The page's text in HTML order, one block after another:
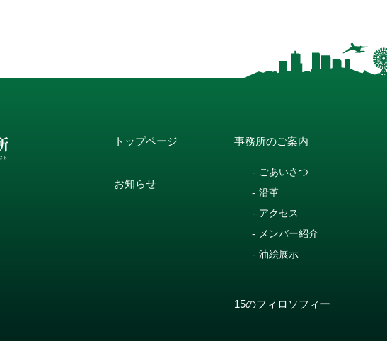
トップページ
お知らせ
事務所のご案内
ごあいさつ
沿革
アクセス
メンバー紹介
油絵展示
15のフィロソフィー